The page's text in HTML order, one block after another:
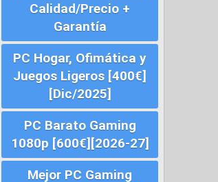
Calidad/Precio +
Garantía
PC Hogar, Ofimática y
Juegos Ligeros [400€]
[Dic/2025]
PC Barato Gaming
1080p [600€][2026-27]
Mejor PC Gaming